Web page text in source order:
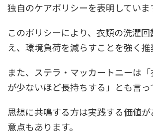
独自のケアポリシーを表明していま
このポリシーにより、衣類の洗濯
え、環境負荷を減らすことを強く推
また、ステラ・マッカートニーは
が少ないほど長持ちする」とも言っ
思想に共鳴する方は実践する価値
意点もあります。